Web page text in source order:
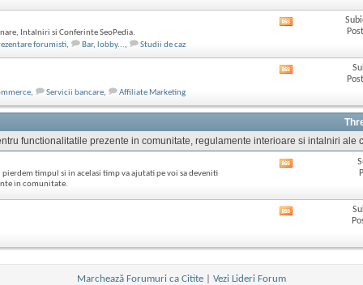
ul
Intalniri si Conferinte SeoPedia.
forumisti, Bar, lobby..., Studii de caz
ul
, Servicii bancare, Affiliate Marketing
ul
forum
functionalitatile prezente in comunitate, regulamente interioare si intalniri ale
timpul si in acelasi timp va ajutati pe voi sa deveniti
in comunitate.
ul
ul
Marchează Forumuri ca Citite Vezi Lideri Forum